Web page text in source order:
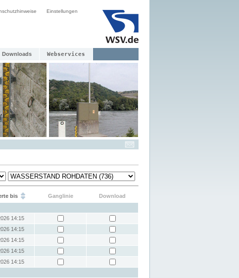
Einstellungen
Downloads Webservices
bis Ganglinie
Download
14:15
14:15
14:15
14:15
14:15